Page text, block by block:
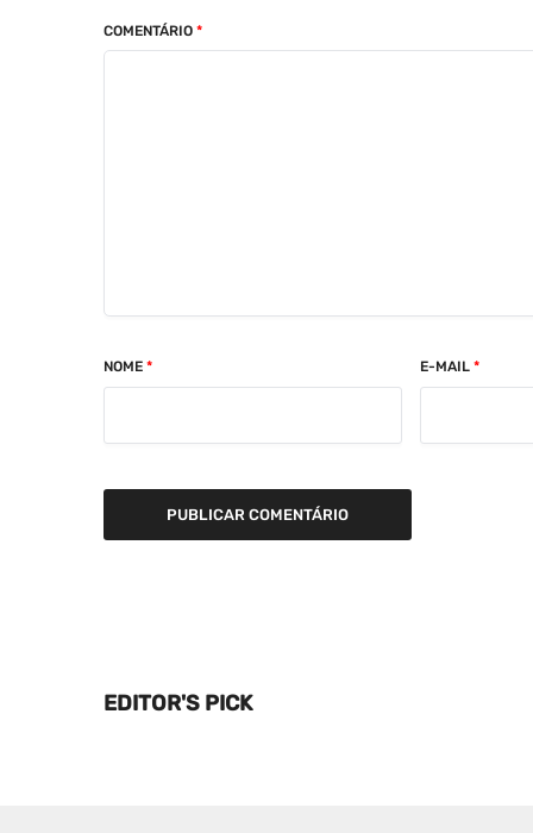
COMENTÁRIO *
NOME * E-MAIL*
EDITOR'S PICK